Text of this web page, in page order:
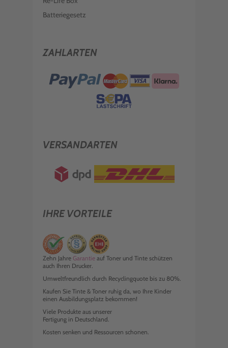
Batteriegesetz
ZAHLARTEN
VERSANDARTEN
IHRE VORTEILE
Zehn Jahre Garantie auf Toner und Tinte schützen
auch Ihren Drucker.
Umweltfreundlich durch Recyclingquote bis zu 80%.
Kaufen Sie Tinte & Toner ruhig da, wo Ihre Kinder
einen Ausbildungsplatz bekommen!
Viele Produkte aus unserer
Fertigung in Deutschland.
Kosten senken und Ressourcen schonen.